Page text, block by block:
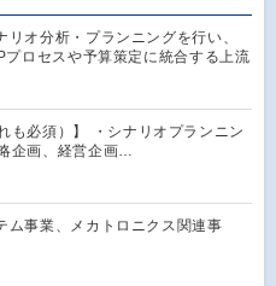
オ分析・プランニングを行い、
ロセスや予算策定に統合する上流
も必須）】 ・シナリオプランニン
企画、経営企画…
ム事業、メカトロニクス関連事